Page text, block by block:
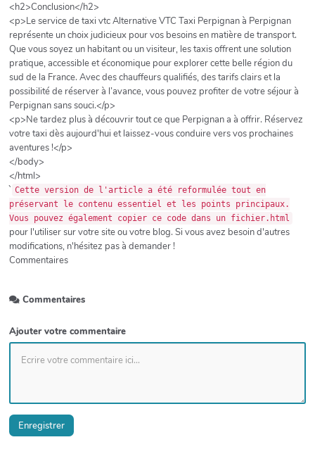
<h2>Conclusion</h2>
<p>Le service de taxi vtc Alternative VTC Taxi Perpignan à Perpignan
représente un choix judicieux pour vos besoins en matière de transport.
Que vous soyez un habitant ou un visiteur, les taxis offrent une solution
pratique, accessible et économique pour explorer cette belle région du
sud de la France. Avec des chauffeurs qualifiés, des tarifs clairs et la
possibilité de réserver à l’avance, vous pouvez profiter de votre séjour à
Perpignan sans souci.</p>
<p>Ne tardez plus à découvrir tout ce que Perpignan a à offrir. Réservez
votre taxi dès aujourd'hui et laissez-vous conduire vers vos prochaines
aventures !</p>
</body>
</html>
` Cette version de l'article a été reformulée tout en
préservant le contenu essentiel et les points principaux.
Vous pouvez également copier ce code dans un fichier.html
pour l'utiliser sur votre site ou votre blog. Si vous avez besoin d'autres
modifications, n'hésitez pas à demander !
Commentaires
Commentaires
Ajouter votre commentaire
Enregistrer